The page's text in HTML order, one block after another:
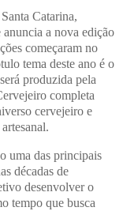
Catarina,
a nova edição
começaram no
tema deste ano é o
produzida pela
completa
cervejeiro e
uma das principais
décadas de
desenvolver o
tempo que busca